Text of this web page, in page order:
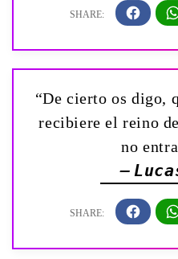
“De cierto os digo,
recibiere el reino
no
—